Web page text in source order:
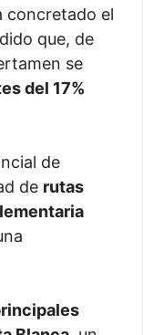
concretado el
que, de
se
del 17%
de
de rutas